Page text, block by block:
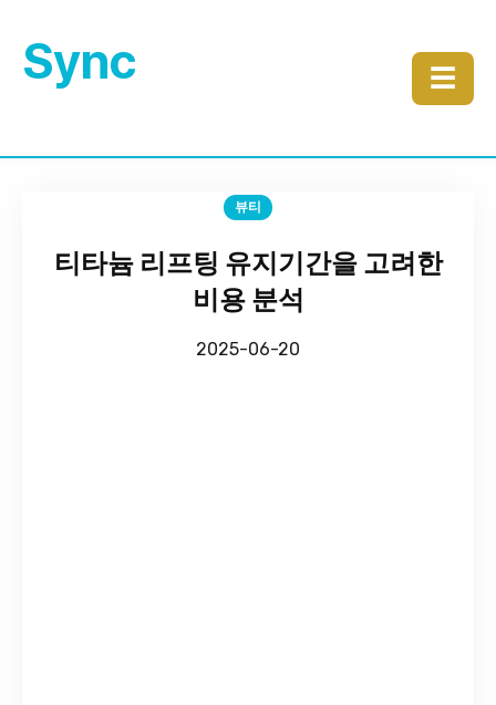
Sync ☰
뷰티
티타늄 리프팅 유지기간을 고려한
비용 분석
2025-06-20